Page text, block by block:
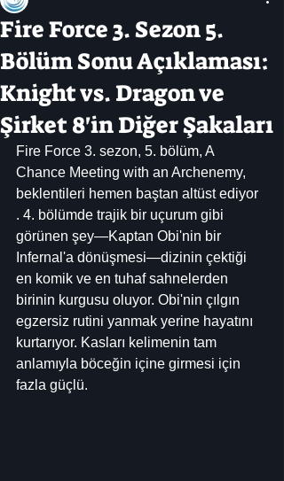
Black Desert
Dizi-Film Haberleri
Fire Force 3. Sezon 5.
Bölüm Sonu Açıklaması:
Knight vs. Dragon ve
Şirket 8'in Diğer Şakaları
Fire Force 3. sezon, 5. bölüm, A
Chance Meeting with an Archenemy,
beklentileri hemen baştan altüst ediyor
. 4. bölümde trajik bir uçurum gibi
görünen şey—Kaptan Obi'nin bir
Infernal'a dönüşmesi—dizinin çektiği
en komik ve en tuhaf sahnelerden
birinin kurgusu oluyor. Obi'nin çılgın
egzersiz rutini yanmak yerine hayatını
kurtarıyor. Kasları kelimenin tam
anlamıyla böceğin içine girmesi için
fazla güçlü.